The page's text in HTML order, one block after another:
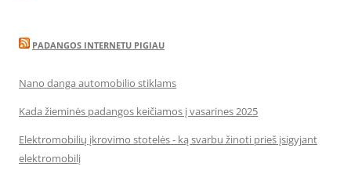
PADANGOS INTERNETU PIGIAU
Nano danga automobilio stiklams
Kada žieminės padangos keičiamos į vasarines 2025
Elektromobilių įkrovimo stotelės - ką svarbu žinoti prieš įsigyjant
elektromobilį